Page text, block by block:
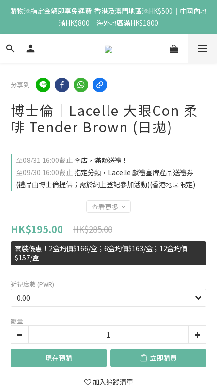
購物滿指定金額即享免運費  香港及澳門地區滿HK$500｜中國內地
滿HK$800｜海外地區滿HK$1800
分享到
博士倫｜Lacelle 大眼Con 柔
啡 Tender Brown (日拋)
至08/31 16:00截止全店，滿額送禮！
至09/30 16:00截止 指定分類，Lacelle 獻禮皇牌產品送禮券
(禮品由博士倫提供；需於網上登記參加活動)(香港地區限定)
查看更多
HK$195.00 HK$285.00
套裝優惠！2盒均價$166/盒；6盒均價$163/盒；12盒均價
$157/盒
近視度數 (PWR)
數量
現在預購 立即購買
加入追蹤清單